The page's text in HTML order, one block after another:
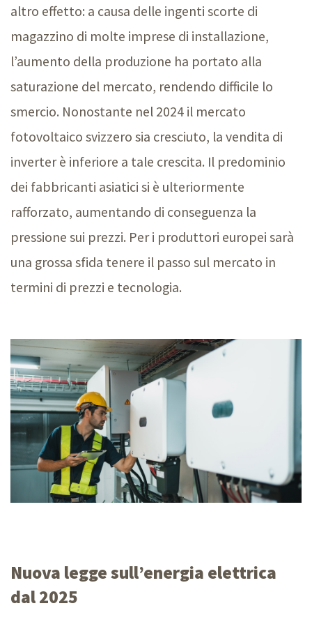
altro effetto: a causa delle ingenti scorte di
magazzino di molte imprese di installazione,
l’aumento della produzione ha portato alla
saturazione del mercato, rendendo difficile lo
smercio. Nonostante nel 2024 il mercato
fotovoltaico svizzero sia cresciuto, la vendita di
inverter è inferiore a tale crescita. Il predominio
dei fabbricanti asiatici si è ulteriormente
rafforzato, aumentando di conseguenza la
pressione sui prezzi. Per i produttori europei sarà
una grossa sfida tenere il passo sul mercato in
termini di prezzi e tecnologia.
Nuova legge sull’energia elettrica
dal 2025